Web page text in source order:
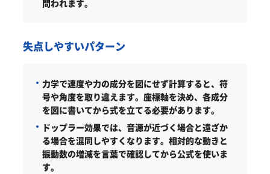
問われます。
失点しやすいパターン
力学で速度や力の成分を図にせず計算すると、符
号や角度を取り違えます。座標軸を決め、各成分
を図に書いてから式を立てる必要があります。
ドップラー効果では、音源が近づく場合と遠ざか
る場合を混同しやすくなります。相対的な動きと
振動数の増減を言葉で確認してから公式を使いま
す。